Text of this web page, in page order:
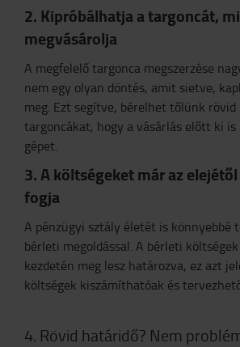
2. Kipróbálhatja a targoncát,
megvásárolja
A megfelelő targonca megszerzése
nem egy olyan döntés, amit sietve,
meg. Ezt segítve, bérelhet tőlünk rövid
targoncákat, hogy a vásárlás előtt ki is
gépet.
3. A költségeket már az
fogja
A pénzügyi sztály életét is könnyebbé
bérleti megoldással. A bérleti
kezdetén meg lesz határozva, ez azt
költségek kiszámíthatóak és
4. Rövid határidő? Nem